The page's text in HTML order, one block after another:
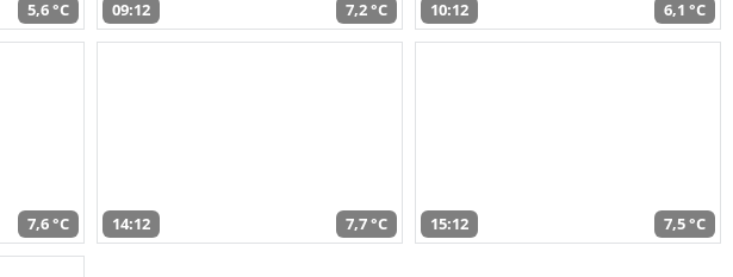
5,6 °C 09:12 7,2 °C 10:12 6,1 °C
7,6 °C 14:12 7,7 °C 15:12 7,5 °C